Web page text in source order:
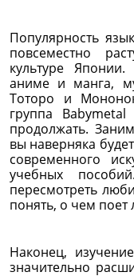
Популярность
повсеместно
культуре
аниме и манга,
Тоторо и
группа
продолжать.
вы наверняка
современного
учебных
пересмотреть
понять, о чем
Наконец,
значительно